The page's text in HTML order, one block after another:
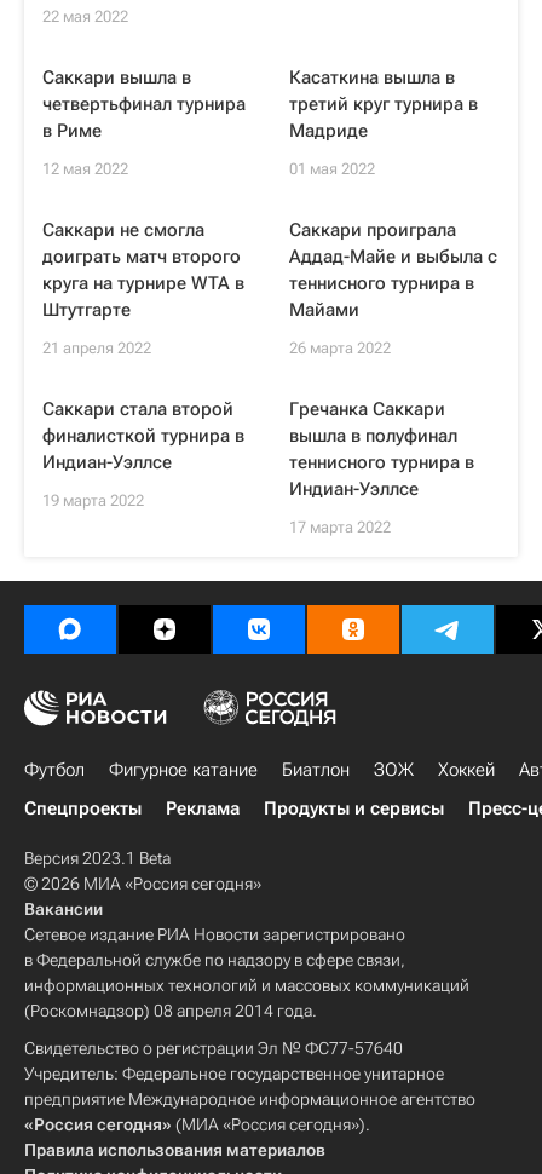
22 мая 2022
Саккари вышла в
четвертьфинал турнира
в Риме
12 мая 2022
Касаткина вышла в
третий круг турнира в
Мадриде
01 мая 2022
Саккари не смогла
доиграть матч второго
круга на турнире WTA в
Штутгарте
21 апреля 2022
Саккари проиграла
Аддад-Майе и выбыла с
теннисного турнира в
Майами
26 марта 2022
Саккари стала второй
финалисткой турнира в
Индиан-Уэллсе
19 марта 2022
Гречанка Саккари
вышла в полуфинал
теннисного турнира в
Индиан-Уэллсе
17 марта 2022
Футбол Фигурное катание Биатлон ЗОЖ Хоккей
Спецпроекты
Реклама Продукты и сервисы Пресс-
Версия 2023.1 Beta
© 2026 МИА «Россия сегодня»
Вакансии
Сетевое издание РИА Новости зарегистрировано
в Федеральной службе по надзору в сфере связи,
информационных технологий и массовых коммуникаций
(Роскомнадзор) 08 апреля 2014 года.
Свидетельство о регистрации Эл № ФС77-57640
Учредитель: Федеральное государственное унитарное
предприятие Международное информационное агентство
«Россия сегодня» (МИА «Россия сегодня»).
Правила использования материалов